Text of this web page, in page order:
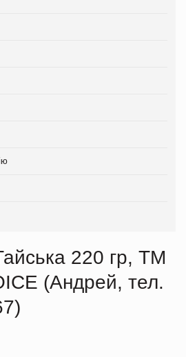
220 гр, TM
(Андрей, тел.